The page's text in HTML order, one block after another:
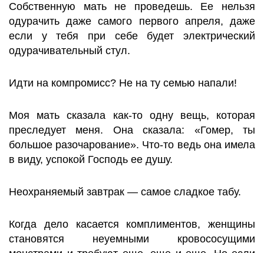
Собственную мать не проведешь. Ее нельзя
одурачить даже самого первого апреля, даже
если у тебя при себе будет электрический
одурачивательный стул.
Идти на компромисс? Не на ту семью напали!
Моя мать сказала как-то одну вещь, которая
преследует меня. Она сказала: «Гомер, ты
большое разочарование». Что-то ведь она имела
в виду, успокой Господь ее душу.
Неохраняемый завтрак — самое сладкое табу.
Когда дело касается комплиментов, женщины
становятся неуемными кровососущими